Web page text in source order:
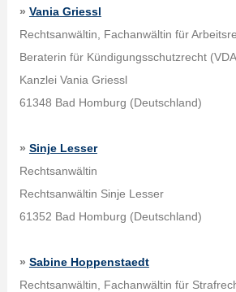
» Vania Griessl
Rechtsanwältin, Fachanwältin für
Beraterin für Kündigungsschutzrecht
Kanzlei Vania Griessl
61348 Bad Homburg (Deutschland)
» Sinje Lesser
Rechtsanwältin
Rechtsanwältin Sinje Lesser
61352 Bad Homburg (Deutschland)
» Sabine Hoppenstaedt
Rechtsanwältin, Fachanwältin für